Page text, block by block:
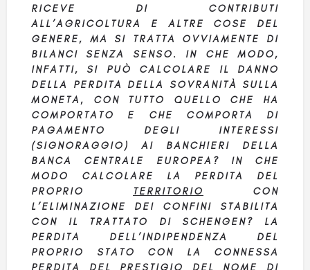
RICEVE DI CONTRIBUTI
ALL’AGRICOLTURA E ALTRE COSE DEL
GENERE, MA SI TRATTA OVVIAMENTE DI
BILANCI SENZA SENSO. IN CHE MODO,
INFATTI, SI PUÒ CALCOLARE IL DANNO
DELLA PERDITA DELLA SOVRANITÀ SULLA
MONETA, CON TUTTO QUELLO CHE HA
COMPORTATO E CHE COMPORTA DI
PAGAMENTO DEGLI INTERESSI
(SIGNORAGGIO) AI BANCHIERI DELLA
BANCA CENTRALE EUROPEA? IN CHE
MODO CALCOLARE LA PERDITA DEL
PROPRIO
TERRITORIO
CON
L’ELIMINAZIONE DEI CONFINI STABILITA
CON IL TRATTATO DI SCHENGEN? LA
PERDITA DELL’INDIPENDENZA DEL
PROPRIO STATO CON LA CONNESSA
PERDITA DEL PRESTIGIO DEL NOME DI